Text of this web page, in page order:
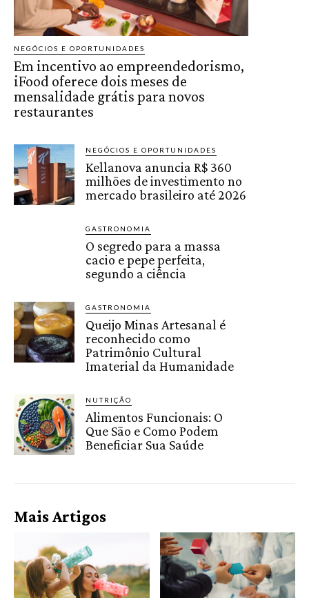
NEGÓCIOS E OPORTUNIDADES
Em incentivo ao empreendedorismo,
iFood oferece dois meses de
mensalidade grátis para novos
restaurantes
NEGÓCIOS E OPORTUNIDADES
Kellanova anuncia R$ 360
milhões de investimento no
mercado brasileiro até 2026
GASTRONOMIA
O segredo para a massa
cacio e pepe perfeita,
segundo a ciência
GASTRONOMIA
Queijo Minas Artesanal é
reconhecido como
Patrimônio Cultural
Imaterial da Humanidade
NUTRIÇÃO
Alimentos Funcionais: O
Que São e Como Podem
Beneficiar Sua Saúde
Mais Artigos